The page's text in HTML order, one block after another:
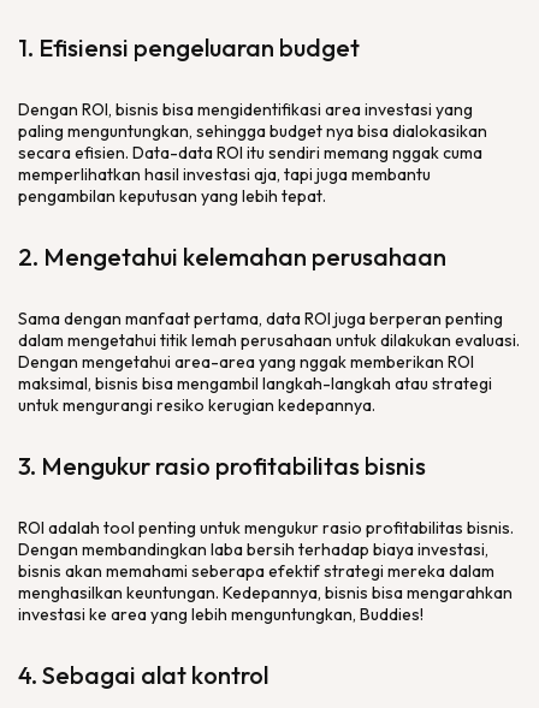
1. Efisiensi pengeluaran budget
Dengan ROI, bisnis bisa mengidentifikasi area investasi yang
paling menguntungkan, sehingga budget nya bisa dialokasikan
secara efisien. Data-data ROI itu sendiri memang nggak cuma
memperlihatkan hasil investasi aja, tapi juga membantu
pengambilan keputusan yang lebih tepat.
2. Mengetahui kelemahan perusahaan
Sama dengan manfaat pertama, data ROI juga berperan penting
dalam mengetahui titik lemah perusahaan untuk dilakukan evaluasi.
Dengan mengetahui area-area yang nggak memberikan ROI
maksimal, bisnis bisa mengambil langkah-langkah atau strategi
untuk mengurangi resiko kerugian kedepannya.
3. Mengukur rasio profitabilitas bisnis
ROI adalah tool penting untuk mengukur rasio profitabilitas bisnis.
Dengan membandingkan laba bersih terhadap biaya investasi,
bisnis akan memahami seberapa efektif strategi mereka dalam
menghasilkan keuntungan. Kedepannya, bisnis bisa mengarahkan
investasi ke area yang lebih menguntungkan, Buddies!
4. Sebagai alat kontrol